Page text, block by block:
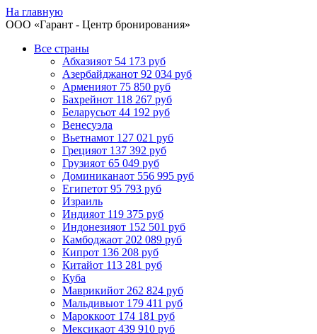
На главную
ООО «Гарант - Центр бронирования»
Все страны
Абхазияот 54 173 руб
Азербайджанот 92 034 руб
Арменияот 75 850 руб
Бахрейнот 118 267 руб
Беларусьот 44 192 руб
Венесуэла
Вьетнамот 127 021 руб
Грецияот 137 392 руб
Грузияот 65 049 руб
Доминиканаот 556 995 руб
Египетот 95 793 руб
Израиль
Индияот 119 375 руб
Индонезияот 152 501 руб
Камбоджаот 202 089 руб
Кипрот 136 208 руб
Китайот 113 281 руб
Куба
Маврикийот 262 824 руб
Мальдивыот 179 411 руб
Мароккоот 174 181 руб
Мексикаот 439 910 руб